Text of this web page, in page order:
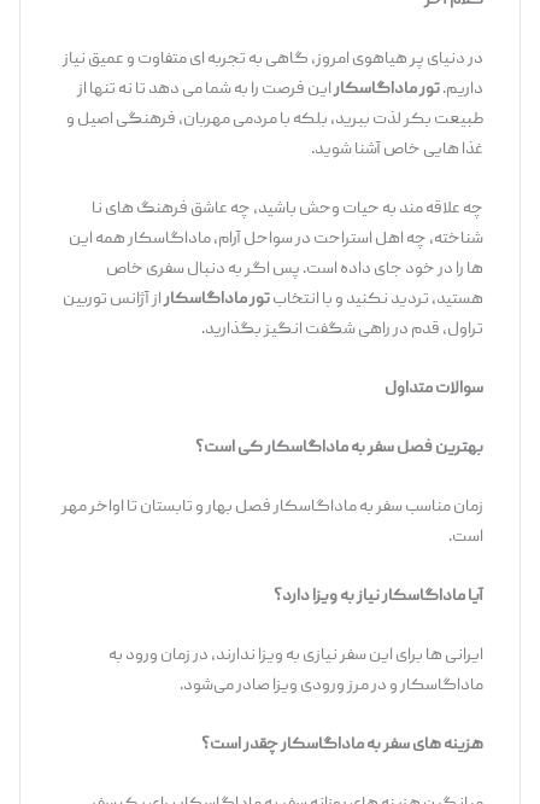
در دنیای پر هیاهوی امروز، گاهی به تجربه ‌ای متفاوت و عمیق نیاز
تور ماداگاسکاراین فرصت را به شما می ‌دهد تا نه‌ تنها از
طبیعت بکر لذت ببرید، بلکه با مردمی مهربان، فرهنگی اصیل و
غذا هایی خاص آشنا شوید.
چه علاقه ‌مند به حیات ‌وحش باشید، چه عاشق فرهنگ ‌های نا
شناخته، چه اهل استراحت در سواحل آرام، ماداگاسکار همه این‌
ها را در خود جای داده است. پس اگر به دنبال سفری خاص
هستید، تردید نکنید و با انتخابتور ماداگاسکاراز آژانس توربین
تراول، قدم در راهی شگفت ‌انگیز بگذارید.
سوالات متداول
بهترین فصل سفر به ماداگاسکار کی است؟
زمان مناسب سفر به ماداگاسکار فصل بهار و تابستان تا اواخر مهر
آیا ماداگاسکار نیاز به ویزا دارد؟
ایرانی ها برای این سفر نیازی به ویزا ندارند، در زمان ورود به
ماداگاسکار و در مرز ورودی ویزا صادر می‌شود.
هزینه های سفر به ماداگاسکار چقدر است؟